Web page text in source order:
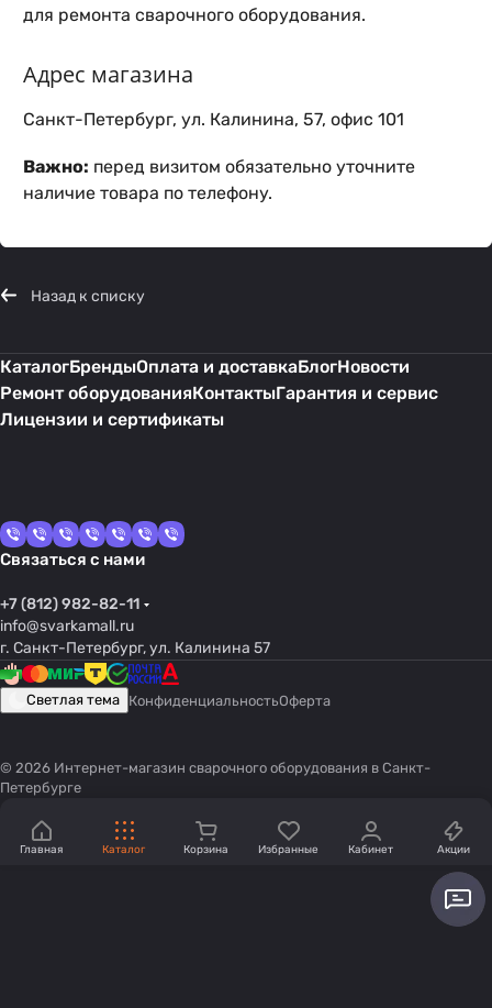
для ремонта сварочного оборудования.
Адрес магазина
Санкт-Петербург, ул. Калинина, 57, офис 101
Важно: перед визитом обязательно уточните
наличие товара по телефону.
Назад к списку
КаталогБрендыОплата и доставкаБлогНовости
Ремонт оборудованияКонтактыГарантия и сервис
Лицензии и сертификаты
Связаться с нами
+7 (812) 982-82-11
info@svarkamall.ru
г. Санкт-Петербург, ул. Калинина 57
Светлая тема КонфиденциальностьОферта
© 2026 Интернет-магазин сварочного оборудования в Санкт-
Петербурге
Главная Каталог Корзина Избранные Кабинет Акции